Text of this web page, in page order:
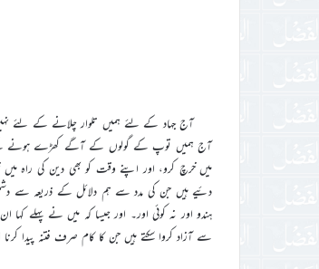
آج جہاد کے لئے ہمیں تلوار چلانے کے لئے
آج ہمیں توپ کے گولوں کے آگے کھڑے ہونے کے
میں خرچ کرو، اور اپنے وقت کو بھی دین کی راہ
دئیے ہیں جن کی مدد سے ہم دلائل کے ذریعہ سے
ہندو اور نہ کوئی اور۔ اور جیسا کہ میں نے پہلے
سے آزاد کروا سکتے ہیں جن کا کام صرف فتنہ پیدا کرنا